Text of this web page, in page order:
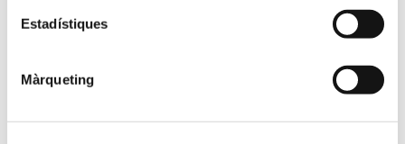
Estadístiques
Màrqueting
Testimonis